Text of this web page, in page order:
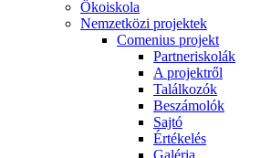
Ökoiskola
Nemzetközi projektek
Comenius projekt
Partneriskolák
A projektről
Találkozók
Beszámolók
Sajtó
Értékelés
Galéria